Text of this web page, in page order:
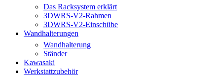
Das Racksystem erklärt
3DWRS-V2-Rahmen
3DWRS-V2-Einschübe
Wandhalterungen
Wandhalterung
Ständer
Kawasaki
Werkstattzubehör